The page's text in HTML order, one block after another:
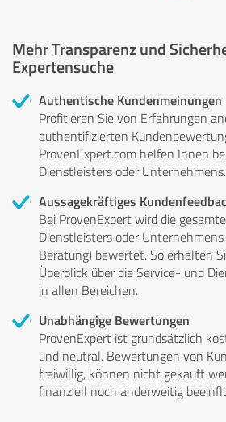
Mehr Transparenz und
Expertensuche
Authentische Kundenmeinungen
Profitieren Sie von Erfahrungen
authentifizierten
ProvenExpert.com helfen Ihnen
Dienstleisters oder Unternehmens.
Aussagekräftiges
Bei ProvenExpert wird die
Dienstleisters oder Unternehmens
Beratung) bewertet. So erhalten
Überblick über die Service- und
in allen Bereichen.
Unabhängige Bewertungen
ProvenExpert ist grundsätzlich
und neutral. Bewertungen von
freiwillig, können nicht gekauft
finanziell noch anderweitig